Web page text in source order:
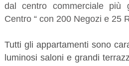
Residenza OASIS
Residenza AURA
dal centro commerciale più
Centro “ con 200 Negozi e 25
Tutti gli appartamenti sono
luminosi saloni e grandi